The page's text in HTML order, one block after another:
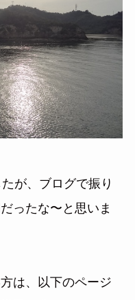
が、ブログで振り
ったな〜と思いま
は、以下のページ